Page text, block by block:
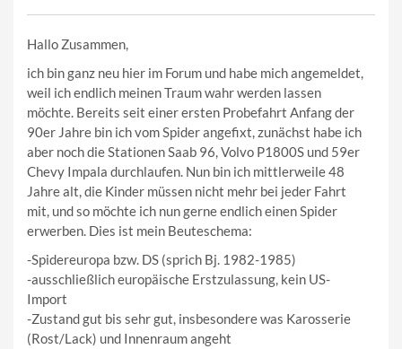
Hallo Zusammen,
ich bin ganz neu hier im Forum und habe mich angemeldet,
weil ich endlich meinen Traum wahr werden lassen
möchte. Bereits seit einer ersten Probefahrt Anfang der
90er Jahre bin ich vom Spider angefixt, zunächst habe ich
aber noch die Stationen Saab 96, Volvo P1800S und 59er
Chevy Impala durchlaufen. Nun bin ich mittlerweile 48
Jahre alt, die Kinder müssen nicht mehr bei jeder Fahrt
mit, und so möchte ich nun gerne endlich einen Spider
erwerben. Dies ist mein Beuteschema:
-Spidereuropa bzw. DS (sprich Bj. 1982-1985)
-ausschließlich europäische Erstzulassung, kein US-
Import
-Zustand gut bis sehr gut, insbesondere was Karosserie
(Rost/Lack) und Innenraum angeht